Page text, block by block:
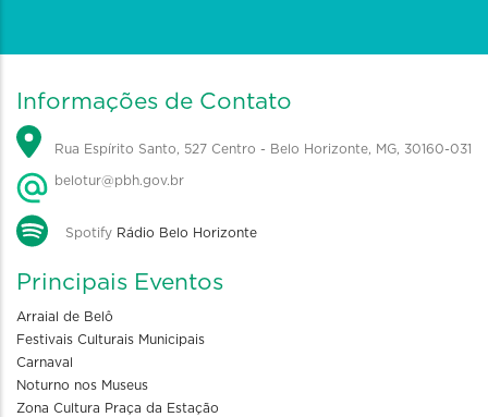
Informações de Contato
Rua Espírito Santo, 527 Centro - Belo Horizonte, MG, 30160-031
belotur@pbh.gov.br
Spotify Rádio Belo Horizonte
Principais Eventos
Arraial de Belô
Festivais Culturais Municipais
Carnaval
Noturno nos Museus
Zona Cultura Praça da Estação